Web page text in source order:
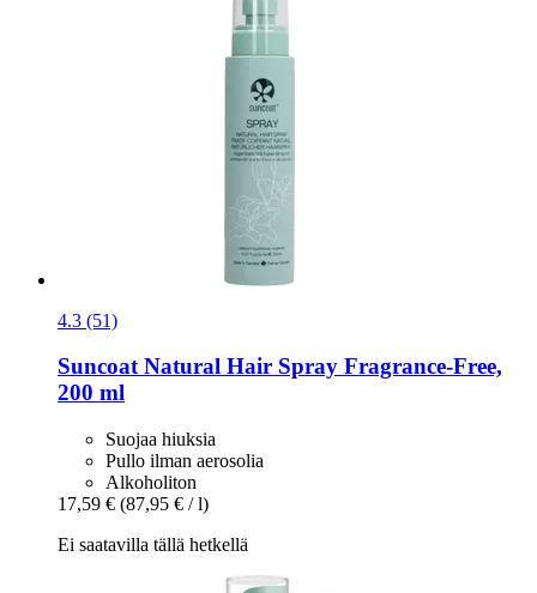
4.3 (51)
SuncoatNatural Hair Spray Fragrance-​Free,
200 ml
Suojaa hiuksia
Pullo ilman aerosolia
Alkoholiton
17,59 € (87,95 € / l)
Ei saatavilla tällä hetkellä